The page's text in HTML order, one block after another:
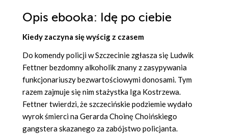
Opis ebooka: Idę po ciebie
Kiedy zaczyna się wyścig z czasem
Do komendy policji w Szczecinie zgłasza się Ludwik
Fettner bezdomny alkoholik znany z zasypywania
funkcjonariuszy bezwartościowymi donosami. Tym
razem zajmuje się nim stażystka Iga Kostrzewa.
Fettner twierdzi, że szczecińskie podziemie wydało
wyrok śmierci na Gerarda Choinę Choińskiego
gangstera skazanego za zabójstwo policjanta.